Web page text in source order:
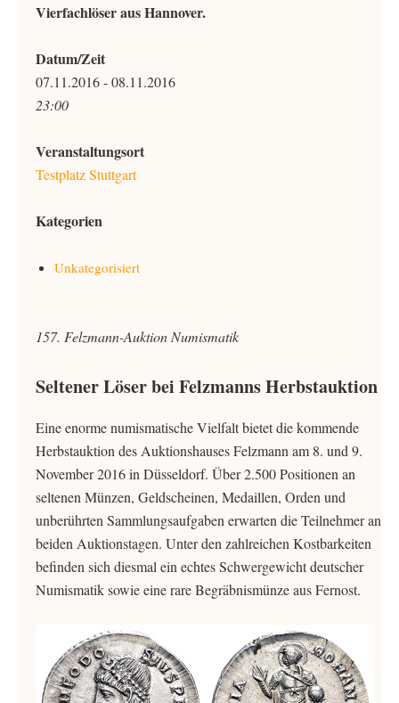
Vierfachlöser aus Hannover.
Datum/Zeit
07.11.2016 - 08.11.2016
23:00
Veranstaltungsort
Testplatz Stuttgart
Kategorien
Unkategorisiert
157. Felzmann-Auktion Numismatik
Seltener Löser bei Felzmanns Herbstauktion
Eine enorme numismatische Vielfalt bietet die kommende
Herbstauktion des Auktionshauses Felzmann am 8. und 9.
November 2016 in Düsseldorf. Über 2.500 Positionen an
seltenen Münzen, Geldscheinen, Medaillen, Orden und
unberührten Sammlungsaufgaben erwarten die Teilnehmer an
beiden Auktionstagen. Unter den zahlreichen Kostbarkeiten
befinden sich diesmal ein echtes Schwergewicht deutscher
Numismatik sowie eine rare Begräbnismünze aus Fernost.